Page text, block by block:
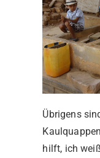
Übrigens
hilft, ich